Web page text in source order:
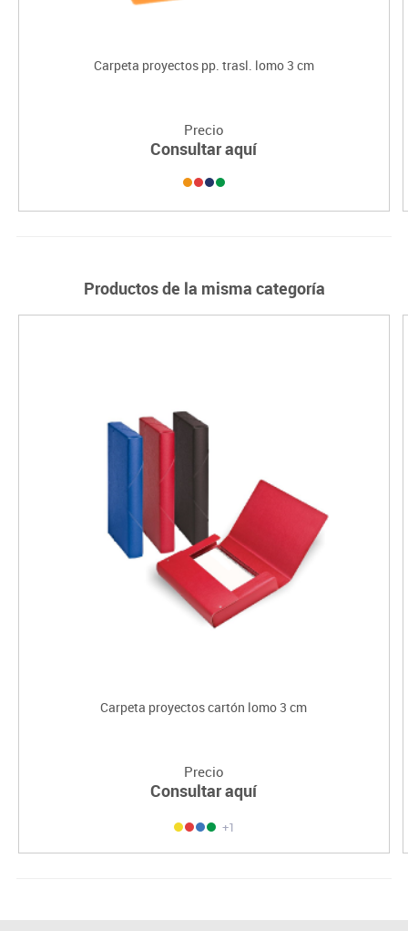
Carpeta proyectos pp. trasl. lomo 3 cm
Precio
Consultar aquí
Productos de la misma categoría
Carpeta proyectos cartón lomo 3 cm
Precio
Consultar aquí
+1